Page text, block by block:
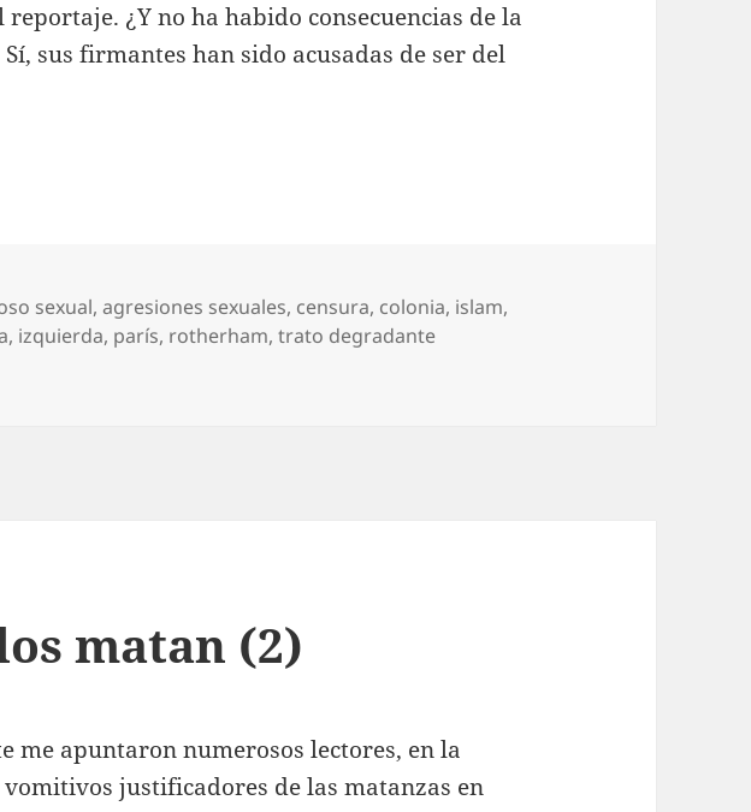
¿Y no ha habido consecuencias de la
sus firmantes han sido acusadas de ser del
sexual,agresiones sexuales, censura, colonia, islam,
, izquierda, parís, rotherham,trato degradante
matan (2)
me apuntaron numerosos lectores, en la
justificadores de las matanzas en